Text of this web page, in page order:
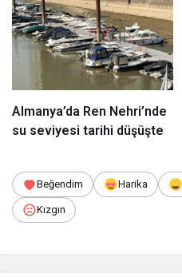
Almanya’da Ren Nehri’nde
su seviyesi tarihi düşüşte
Beğendim Harika
Kızgın